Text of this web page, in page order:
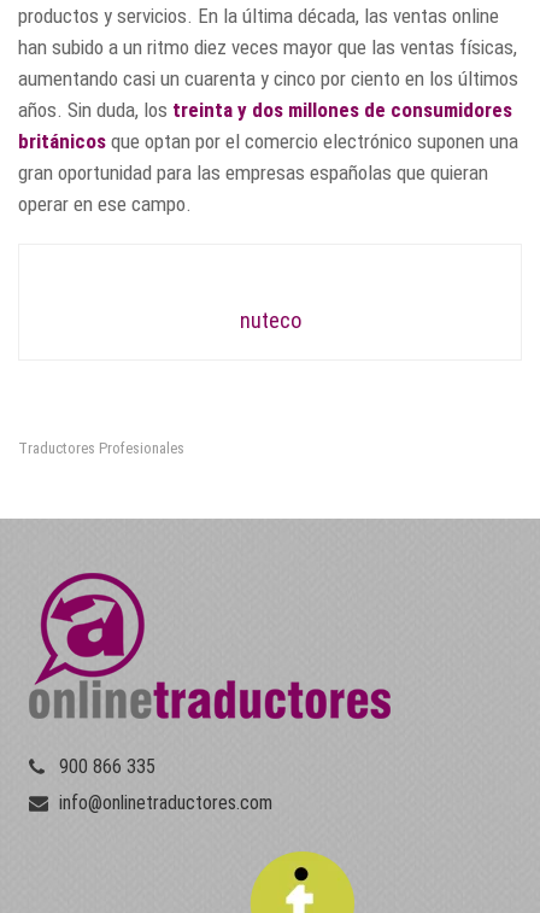
productos y servicios. En la última década, las ventas online
han subido a un ritmo diez veces mayor que las ventas físicas,
aumentando casi un cuarenta y cinco por ciento en los últimos
años. Sin duda, los treinta y dos millones de consumidores
británicos que optan por el comercio electrónico suponen una
gran oportunidad para las empresas españolas que quieran
operar en ese campo.
nuteco
Traductores Profesionales
900 866 335
info@onlinetraductores.com